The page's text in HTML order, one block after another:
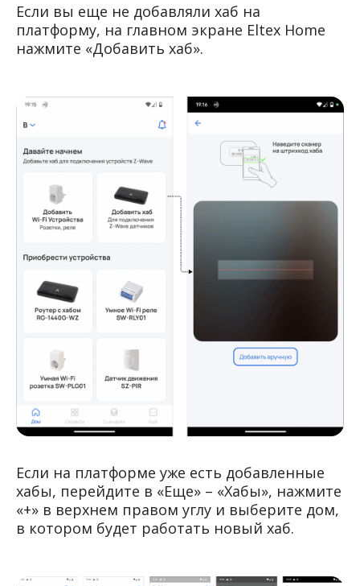
Если вы еще не добавляли хаб на
платформу, на главном экране Eltex Home
нажмите «Добавить хаб».
Если на платформе уже есть добавленные
хабы, перейдите в «Еще» – «Хабы», нажмите
«+» в верхнем правом углу и выберите дом,
в котором будет работать новый хаб.